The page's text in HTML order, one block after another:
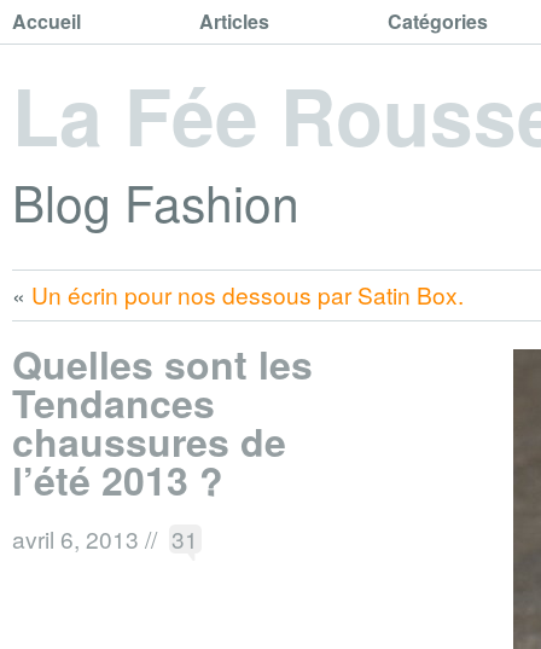
Accueil Articles Catégories
La Fée
Blog Fashion
« Un écrin pour nos dessous par Satin Box.
Quelles sont les
Tendances
chaussures de
l’été 2013 ?
avril 6, 2013 // 31